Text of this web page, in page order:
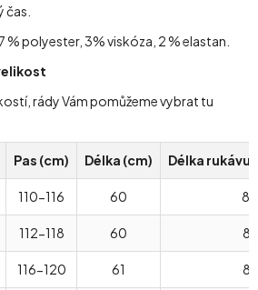
čas.
% polyester, 3% viskóza, 2 % elastan.
rády Vám pomůžeme vybrat tu
Pas (cm) Délka (cm) Délka rukávu
110-116 60 80
112-118 60 83
116-120 61 86